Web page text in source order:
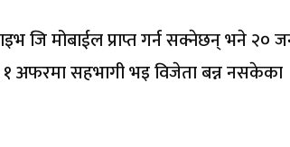
जि मोबाईल प्राप्त गर्न सक्नेछन् भने २०
१ अफरमा सहभागी भइ विजेता बन्न नसकेका